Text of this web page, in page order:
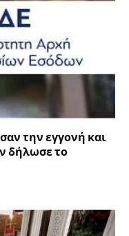
την εγγονή και
δήλωσε το